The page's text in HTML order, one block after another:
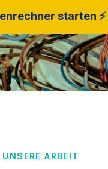
starten ⚡
UNSERE ARBEIT